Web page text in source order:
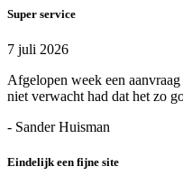
Super service
7 juli 2026
Afgelopen week een
niet verwacht had dat het zo
- Sander Huisman
Eindelijk een fijne site